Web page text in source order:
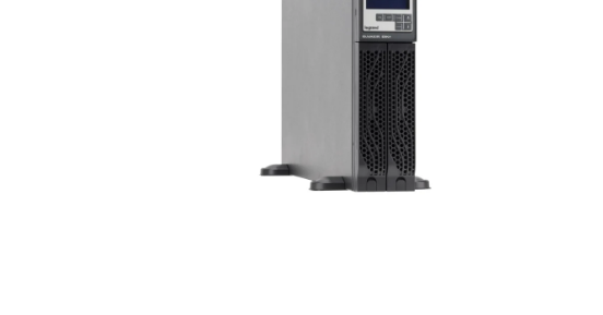
Agrandir l’image : Onduleur LEGRAND Keor SP Tour